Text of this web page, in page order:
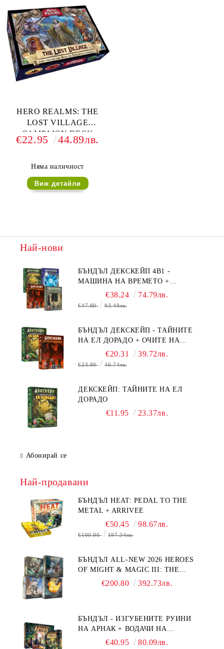
HERO REALMS: THE
LOST VILLAGE
CAMPAIGN DECK
€22.95 44.89лв.
Няма наличност
Виж детайли
Най-нови
БЪНДЪЛ ДЕКСКЕЙП 4В1 -
МАШИНА НА ВРЕМЕТО +
БЯГСТВО ОТ АЛКАТРАЗ +
ТАЙНИТЕ НА ЕЛ ДОРАДО +
€38.24 74.79лв.
€47.80 93.49лв.
БЪНДЪЛ ДЕКСКЕЙП - ТАЙНИТЕ
НА ЕЛ ДОРАДО + ОЧИТЕ НА
ДРАКОНА€20.31 39.72лв.
€23.90 46.74лв.
ДЕКСКЕЙП: ТАЙНИТЕ НА ЕЛ
ДОРАДО
€11.95 23.37лв.
Абонирай се
Най-продавани
БЪНДЪЛ HEAT: PEDAL TO THE
METAL + ARRIVEE
€50.45 98.67лв.
€100.90 197.34лв.
БЪНДЪЛ ALL-NEW 2026 HEROES
OF MIGHT & MAGIC III: THE
BOARD GAME EXPANSIONS -
€200.80 392.73лв.
БЪНДЪЛ - ИЗГУБЕНИТЕ РУИНИ
НА АРНАК + ВОДАЧИ НА
ЕКСПЕДИЦИИ + ПРОМО КАРТИ
€40.95 80.09лв.